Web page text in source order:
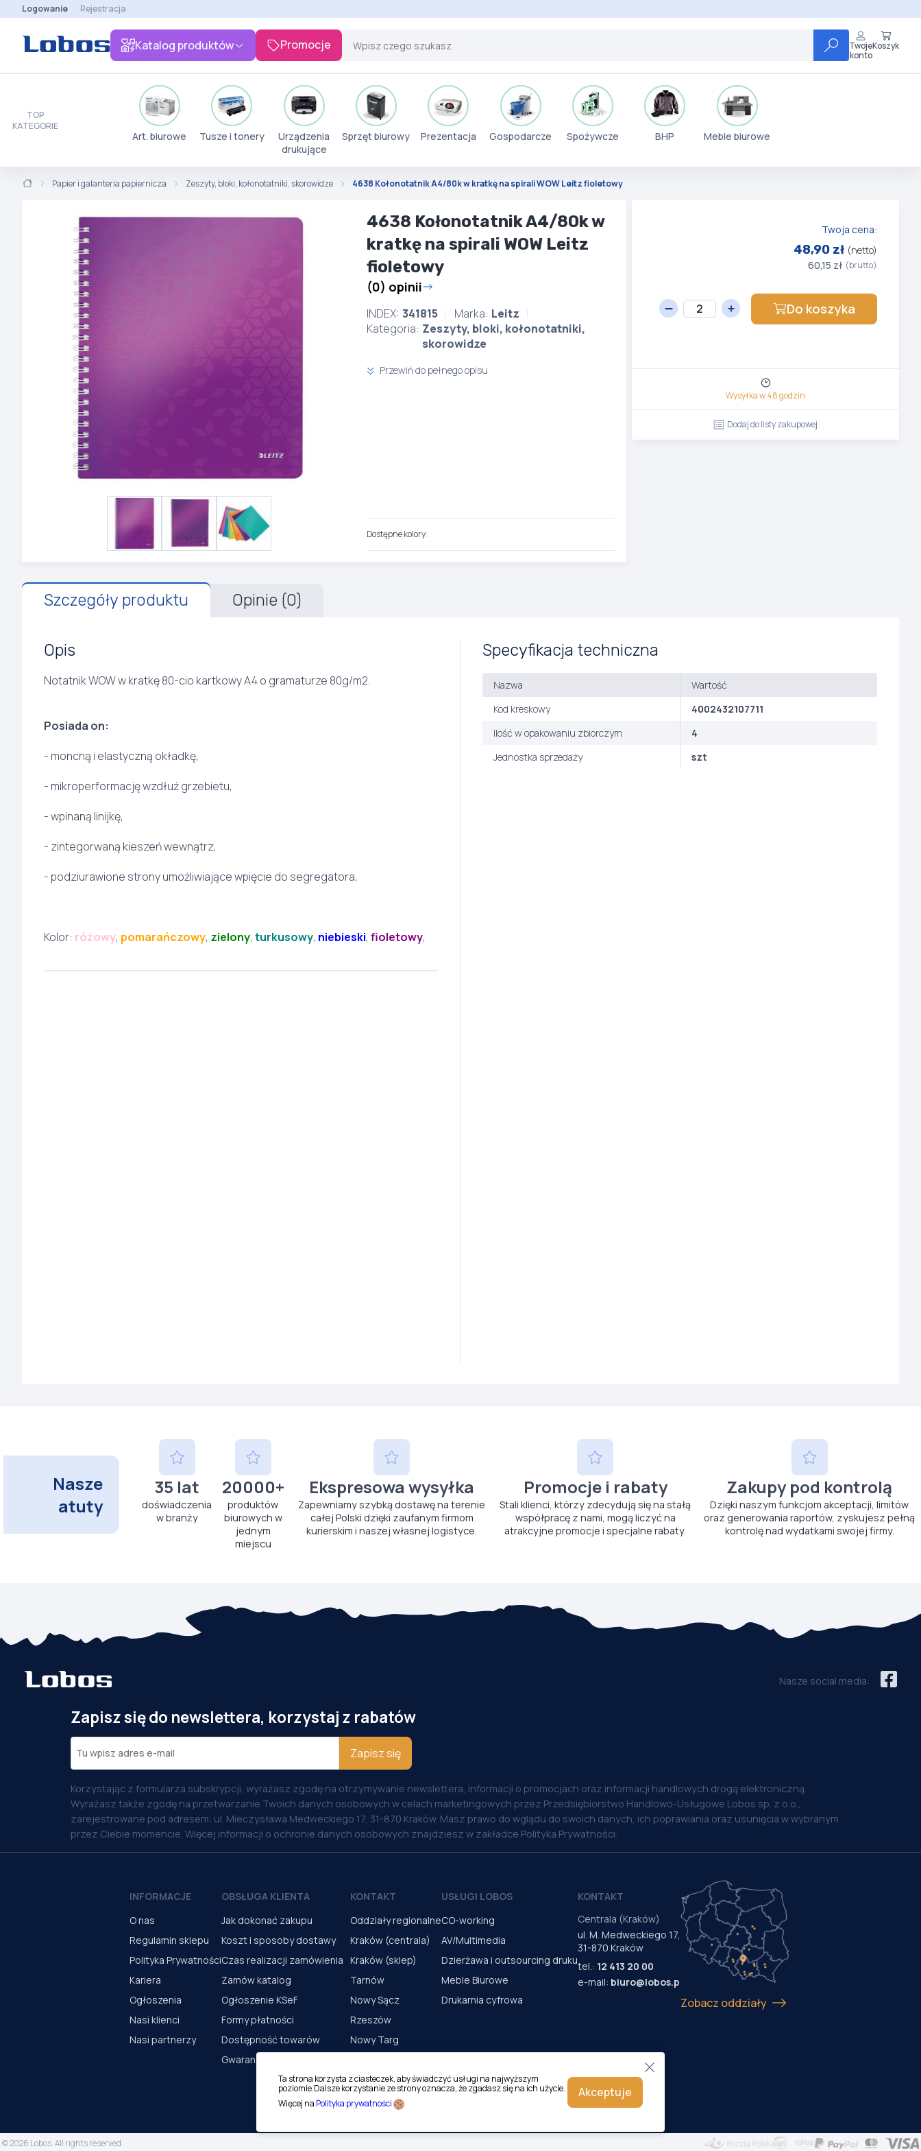
Logowanie Rejestracja
Katalog produktów Promocje
Twoje
konto
Koszyk
TOP
KATEGORIE
Art. biurowe Tusze i tonery
Urządzenia
drukujące
Sprzęt biurowy Prezentacja Gospodarcze Spożywcze BHP Meble biurowe
Papier i galanteria papiernicza Zeszyty, bloki, kołonotatniki, skorowidze 4638 Kołonotatnik A4/80k w kratkę na spirali WOW Leitz fioletowy
4638 Kołonotatnik A4/80k w
kratkę na spirali WOW Leitz
fioletowy
(0) opinii
INDEX: 341815 Marka: Leitz
Kategoria: Zeszyty, bloki, kołonotatniki,
skorowidze
Przewiń do pełnego opisu
Dostępne kolory:
Twoja cena:
48,90 zł (netto)
60,15 zł (brutto)
Do koszyka
Wysyłka w 48 godzin
Dodaj do listy zakupowej
Szczegóły produktu Opinie (0)
Opis
Notatnik WOW w kratkę 80-cio kartkowy A4 o gramaturze 80g/m2.
Posiada on:
- moncną i elastyczną okładkę,
- mikroperformację wzdłuż grzebietu,
- wpinaną linijkę,
- zintegorwaną kieszeń wewnątrz,
- podziurawione strony umożliwiające wpięcie do segregatora,
Kolor: różowy, pomarańczowy, zielony, turkusowy, niebieski, fioletowy,
Specyfikacja techniczna
Nazwa
Wartość
Kod kreskowy
4002432107711
Ilość w opakowaniu zbiorczym
4
Jednostka sprzedaży
szt
Nasze
atuty
35 lat
doświadczenia
w branży
20000+
produktów
biurowych w
jednym
miejscu
Ekspresowa wysyłka
Zapewniamy szybką dostawę na terenie
całej Polski dzięki zaufanym firmom
kurierskim i naszej własnej logistyce.
Promocje i rabaty
Stali klienci, którzy zdecydują się na stałą
współpracę z nami, mogą liczyć na
atrakcyjne promocje i specjalne rabaty.
Zakupy pod kontrolą
Dzięki naszym funkcjom akceptacji, limitów
oraz generowania raportów, zyskujesz pełną
kontrolę nad wydatkami swojej firmy.
Nasze social media:
Zapisz się do newslettera, korzystaj z rabatów
Zapisz się
Korzystając z formularza subskrypcji, wyrażasz zgodę na otrzymywanie newslettera, informacji o promocjach oraz informacji handlowych drogą elektroniczną.
Wyrażasz także zgodę na przetwarzanie Twoich danych osobowych w celach marketingowych przez Przedsiębiorstwo Handlowo-Usługowe Lobos sp. z o.o.,
zarejestrowane pod adresem: ul. Mieczysława Medweckiego 17, 31-870 Kraków. Masz prawo do wglądu do swoich danych, ich poprawiania oraz usunięcia w wybranym
przez Ciebie momencie. Więcej informacji o ochronie danych osobowych znajdziesz w zakładce Polityka Prywatności.
INFORMACJE
O nas
Regulamin sklepu
Polityka Prywatności
Kariera
Ogłoszenia
Nasi klienci
Nasi partnerzy
OBSŁUGA KLIENTA
Jak dokonać zakupu
Koszt i sposoby dostawy
Czas realizacji zamówienia
Zamów katalog
Ogłoszenie KSeF
Formy płatności
Dostępność towarów
Gwarancja i serwis urządzeń
KONTAKT
Oddziały regionalne
Kraków (centrala)
Kraków (sklep)
Tarnów
Nowy Sącz
Rzeszów
Nowy Targ
Katowice
Magazyn Kraków
USŁUGI LOBOS
CO-working
AV/Multimedia
Dzierżawa i outsourcing druku
Meble Biurowe
Drukarnia cyfrowa
KONTAKT
Centrala (Kraków)
ul. M. Medweckiego 17,
31-870 Kraków
tel.: 12 413 20 00
e-mail: biuro@lobos.pl
Zobacz oddziały
© 2026 Lobos. All rights reserved.
Ta strona korzysta z ciasteczek, aby świadczyć usługi na najwyższym
poziomie.Dalsze korzystanie ze strony oznacza, że zgadasz się na ich użycie.
Więcej na Polityka prywatności
Akceptuje